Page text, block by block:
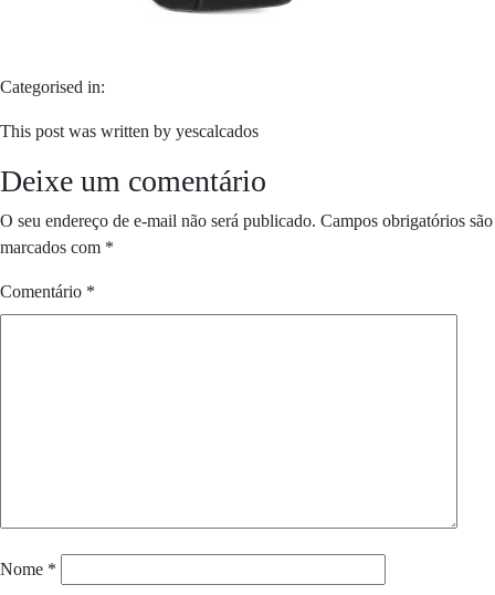
Categorised in:
This post was written by yescalcados
Deixe um comentário
O seu endereço de e-mail não será publicado. Campos obrigatórios são
marcados com *
Comentário *
Nome *